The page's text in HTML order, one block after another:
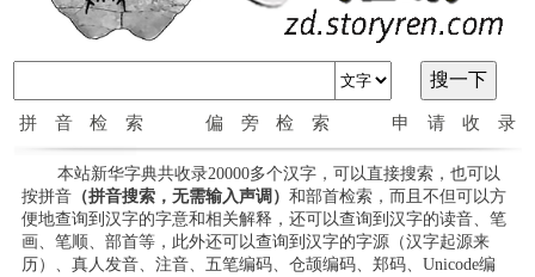
拼音检索 偏旁检索 申请收录
本站新华字典共收录20000多个汉字，可以直接搜索，也可以
按拼音（拼音搜索，无需输入声调） 和部首检索，而且不但可以方
便地查询到汉字的字意和相关解释，还可以查询到汉字的读音、笔
画、笔顺、部首等，此外还可以查询到汉字的字源（汉字起源来
历）、真人发音、注音、五笔编码、仓颉编码、郑码、Unicode编